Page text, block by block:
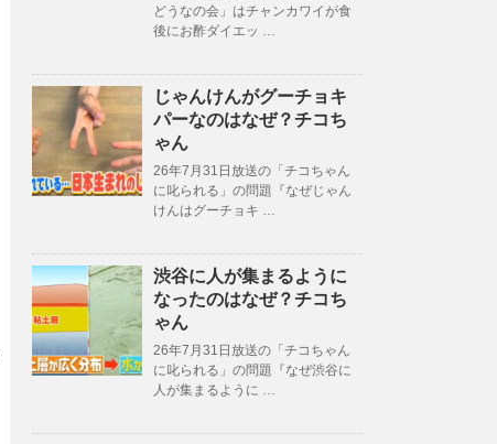
どうなの会」はチャンカワイが食
後にお酢ダイエッ …
じゃんけんがグーチョキ
パーなのはなぜ？チコち
ゃん
26年7月31日放送の「チコちゃん
に叱られる」の問題『なぜじゃん
けんはグーチョキ …
渋谷に人が集まるように
なったのはなぜ？チコち
ゃん
26年7月31日放送の「チコちゃん
に叱られる」の問題『なぜ渋谷に
人が集まるように …